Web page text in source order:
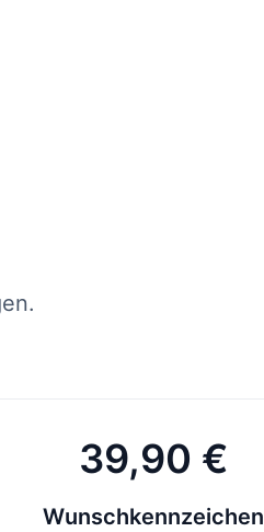
39,90 €
Wunschkennzeichen